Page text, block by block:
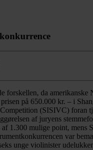
forskellen, da amerikanske
på 650.000 kr. – i
(SISIVC) foran
af juryens
af 1.300 mulige point, mens
var
unge violinister